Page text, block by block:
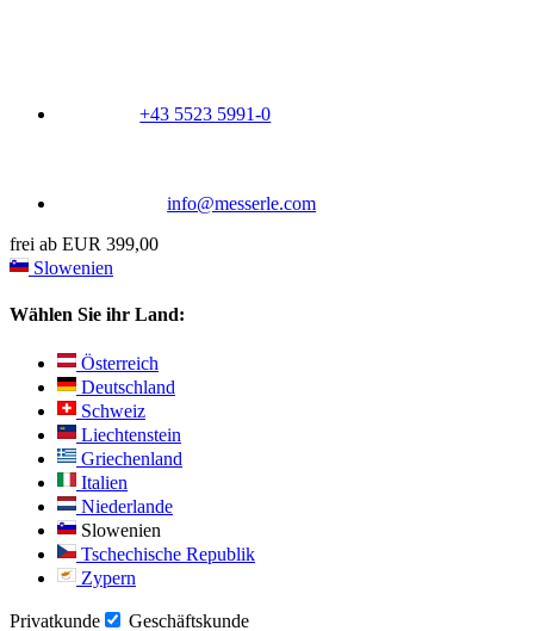
+43 5523 5991-0
info@messerle.com
frei ab EUR 399,00
Slowenien
Wählen Sie ihr Land:
Österreich
Deutschland
Schweiz
Liechtenstein
Griechenland
Italien
Niederlande
Slowenien
Tschechische Republik
Zypern
Privatkunde
Geschäftskunde